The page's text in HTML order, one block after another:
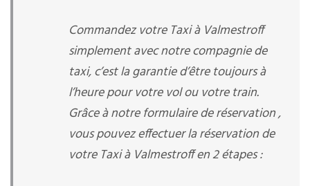
Commandez votre Taxi à Valmestroff
simplement avec notre compagnie de
taxi, c’est la garantie d’être toujours à
l’heure pour votre vol ou votre train.
Grâce à notre formulaire de réservation ,
vous pouvez effectuer la réservation de
votre Taxi à Valmestroff en 2 étapes :